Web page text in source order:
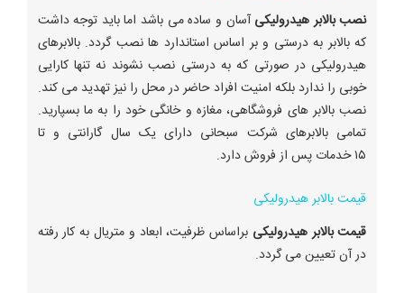
نصب بالابر هیدرولیکیآسان و ساده می باشد اما باید توجه داشت
که بالابر به درستی و بر اساس استاندارد ها نصب گردد. بالابرهای
هیدرولیکی در صورتی که به درستی نصب نشوند نه تنها کارایی
خوبی را ندارد بلکه امنیت افراد حاضر در محل را نیز تهدید می کند.
نصب بالابر های فروشگاهی، مغازه و خانگی خود را به ما بسپارید.
تمامی بالابرهای شرکت سبحانی دارای یک سال گارانتی و تا
۱۵ خدمات پس از فروش دارد.
قیمت بالابر هیدرولیکی
قیمت بالابر هیدرولیکی براساس ظرفیت، ابعاد و متریال به کار رفته
در آن تعیین می گردد.